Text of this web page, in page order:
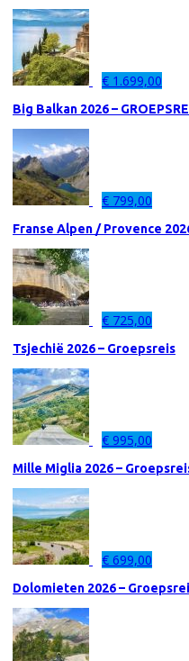
€ 1.699,00
Big Balkan 2026 –
€ 799,00
Franse Alpen / Provence
€ 725,00
Tsjechië 2026 – Groepsreis
€ 995,00
Mille Miglia 2026 –
€ 699,00
Dolomieten 2026 –